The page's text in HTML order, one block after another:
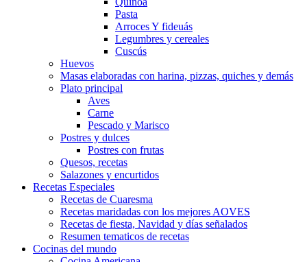
Pasta
Arroces Y fideuás
Legumbres y cereales
Cuscús
Huevos
Masas elaboradas con harina, pizzas, quiches y demás
Plato principal
Aves
Carne
Pescado y Marisco
Postres y dulces
Postres con frutas
Quesos, recetas
Salazones y encurtidos
Recetas Especiales
Recetas de Cuaresma
Recetas maridadas con los mejores AOVES
Recetas de fiesta, Navidad y días señalados
Resumen tematicos de recetas
Cocinas del mundo